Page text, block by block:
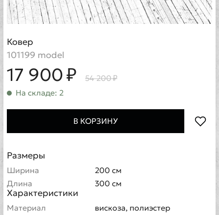
Ковер
101199 model
17 900 ₽
54 200 ₽
На складе: 2
В КОРЗИНУ
Размеры
Ширина
200 см
Длина
300 см
Характеристики
Материал
вискоза, полиэстер